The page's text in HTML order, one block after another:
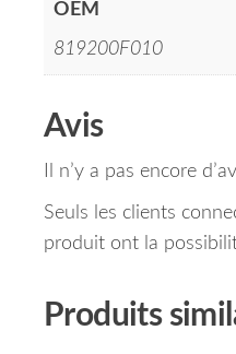
OEM
819200F010
Avis
Il n’y a pas encore
Seuls les clients
produit ont la
Produits